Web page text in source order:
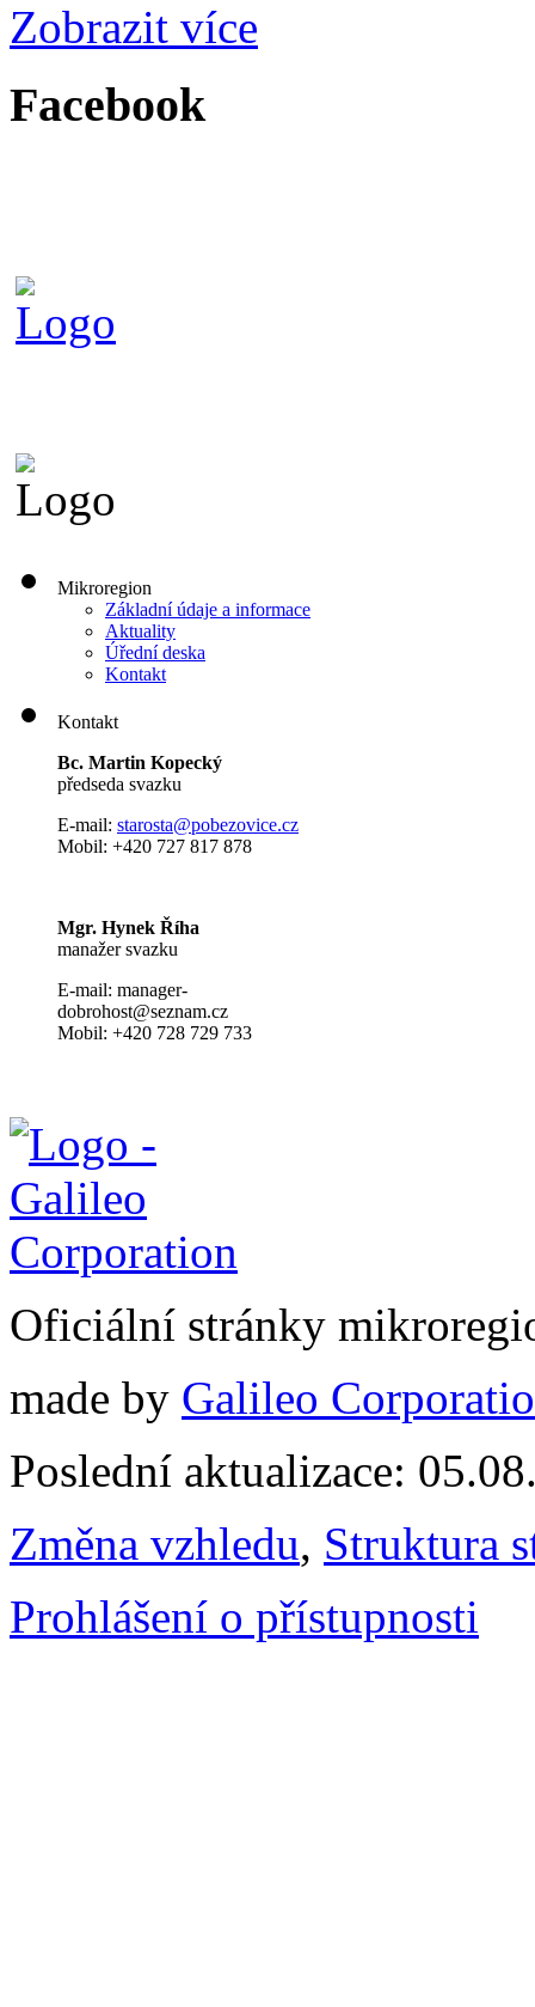
Zobrazit více
Facebook
Mikroregion
Základní údaje a informace
Aktuality
Úřední deska
Kontakt
Kontakt
Bc. Martin Kopecký
předseda svazku
E-mail: starosta@pobezovice.cz
Mobil: +420 727 817 878
Mgr. Hynek Říha
manažer svazku
E-mail: manager-
dobrohost@seznam.cz
Mobil: +420 728 729 733
Oficiální stránky
made by Galileo
Poslední aktualizace:
Změna vzhledu, Struktura
Prohlášení o přístupnosti